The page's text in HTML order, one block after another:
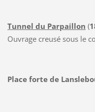
Tunnel du Parpaillon (
Ouvrage creusé sous le
Place forte de